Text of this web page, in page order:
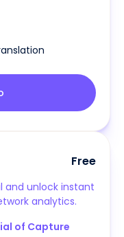
Free
and unlock instant
analytics.
of Capture